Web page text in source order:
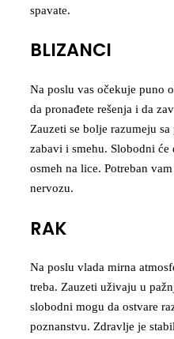
spavate.
BLIZANCI
Na poslu vas očekuje puno
da pronađete rešenja i da
Zauzeti se bolje razumeju
zabavi i smehu. Slobodni
osmeh na lice. Potreban
nervozu.
RAK
Na poslu vlada mirna
treba. Zauzeti uživaju u
slobodni mogu da ostvare
poznanstvu. Zdravlje je